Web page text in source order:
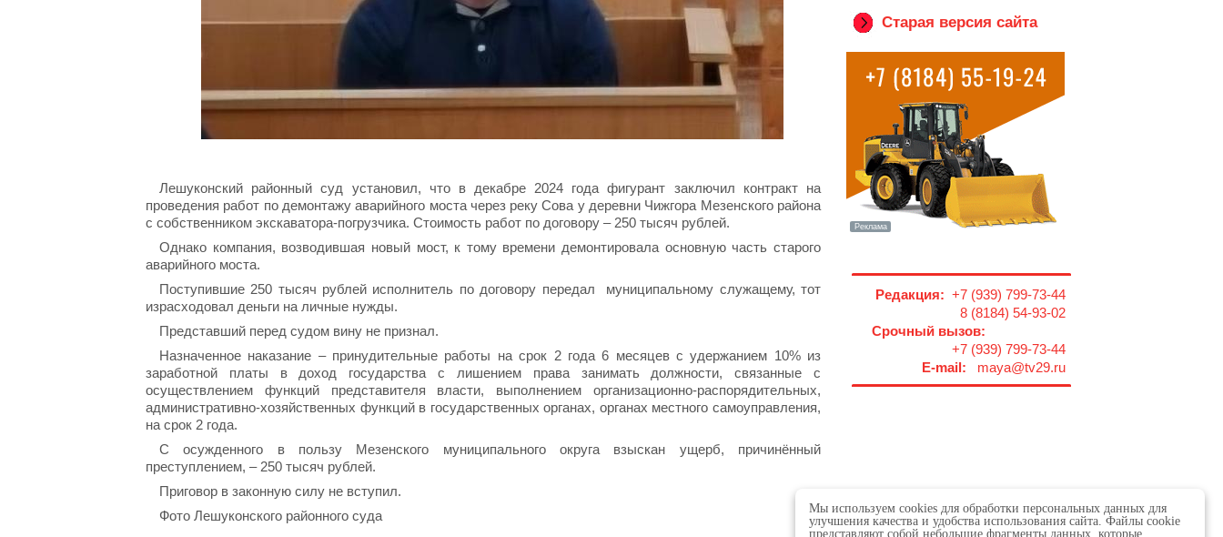
Лешуконский районный суд установил, что в декабре 2024 года фигурант заключил контракт на
проведения работ по демонтажу аварийного моста через реку Сова у деревни Чижгора Мезенского района
с собственником экскаватора-погрузчика. Стоимость работ по договору – 250 тысяч рублей.
Однако компания, возводившая новый мост, к тому времени демонтировала основную часть старого
аварийного моста.
Поступившие 250 тысяч рублей исполнитель по договору передал муниципальному служащему, тот
израсходовал деньги на личные нужды.
Представший перед судом вину не признал.
Назначенное наказание – принудительные работы на срок 2 года 6 месяцев с удержанием 10% из
заработной платы в доход государства с лишением права занимать должности, связанные с
осуществлением функций представителя власти, выполнением организационно-распорядительных,
административно-хозяйственных функций в государственных органах, органах местного самоуправления,
на срок 2 года.
С осужденного в пользу Мезенского муниципального округа взыскан ущерб, причинённый
преступлением, – 250 тысяч рублей.
Приговор в законную силу не вступил.
Фото Лешуконского районного суда
Старая версия сайта
Редакция: +7 (939) 799-73-44
8 (8184) 54-93-02
Срочный вызов:
+7 (939) 799-73-44
E-mail: maya@tv29.ru
Мы используем cookies для обработки персональных данных для
улучшения качества и удобства использования сайта. Файлы cookie
представляют собой небольшие фрагменты данных, которые